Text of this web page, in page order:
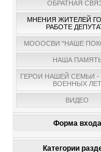
ОБРАТНАЯ
МНЕНИЯ ЖИТЕЛЕЙ
РАБОТЕ
МОООСВИ "НАШЕ
НАША
ГЕРОИ НАШЕЙ СЕМЬИ
ВОЕННЫХ ЛЕТ
ВИДЕО
Форма входа
Категории